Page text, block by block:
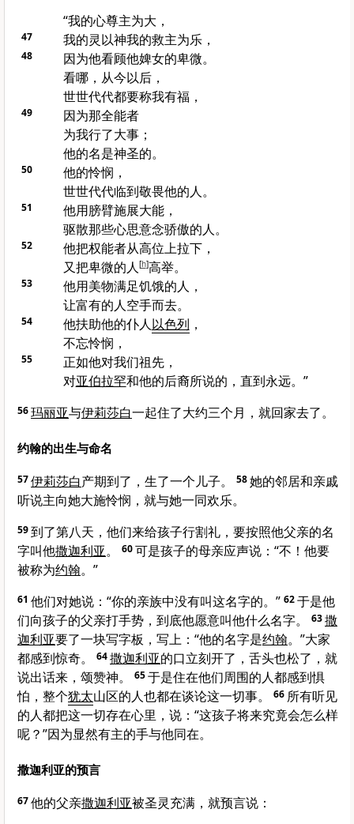
“我的心尊主为大，
47 我的灵以神我的救主为乐，
48
因为他看顾他婢女的卑微。
看哪，从今以后，
世世代代都要称我有福，
49
因为那全能者
为我行了大事；
他的名是神圣的。
50
他的怜悯，
世世代代临到敬畏他的人。
51
他用膀臂施展大能，
驱散那些心思意念骄傲的人。
52
他把权能者从高位上拉下，
又把卑微的人[h]高举。
53
他用美物满足饥饿的人，
让富有的人空手而去。
54 他扶助他的仆人以色列 ，
不忘怜悯，
55
正如他对我们祖先，
对亚伯拉罕和他的后裔所说的，直到永远。”
56玛丽亚与伊莉莎白一起住了大约三个月，就回家去了。
约翰的出生与命名
57伊莉莎白产期到了，生了一个儿子。 58她的邻居和亲戚
听说主向她大施怜悯，就与她一同欢乐。
59到了第八天，他们来给孩子行割礼，要按照他父亲的名
字叫他撒迦利亚。 60可是孩子的母亲应声说：“不！他要
被称为约翰。”
61 他们对她说：“你的亲族中没有叫这名字的。” 62于是他
们向孩子的父亲打手势，到底他愿意叫他什么名字。
63撒
迦利亚要了一块写字板，写上：“他的名字是约翰。”大家
都感到惊奇。
64撒迦利亚的口立刻开了，舌头也松了，就
说出话来，颂赞神。
65于是住在他们周围的人都感到惧
怕，整个犹太山区的人也都在谈论这一切事。 66 所有听见
的人都把这一切存在心里，说：“这孩子将来究竟会怎么样
呢？”因为显然有主的手与他同在。
撒迦利亚的预言
67他的父亲撒迦利亚被圣灵充满，就预言说：